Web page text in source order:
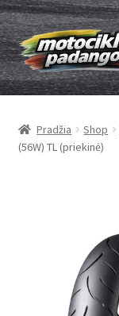
Pereiti
prie
meniu
Pereiti
prie
turinio
Padangos
Kameros
Pradžia Shop
(56W) TL (priekinė)